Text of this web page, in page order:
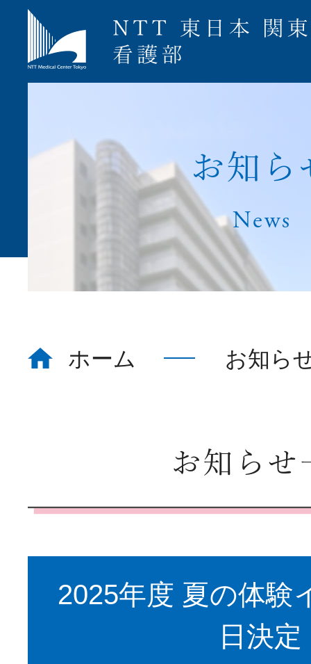
ホーム
看護部について About
教育体制 Education
募集要項
ナース専科就
お知 ら
News
ホーム お知ら
お知らせ
2025年度 夏の体験
日決定